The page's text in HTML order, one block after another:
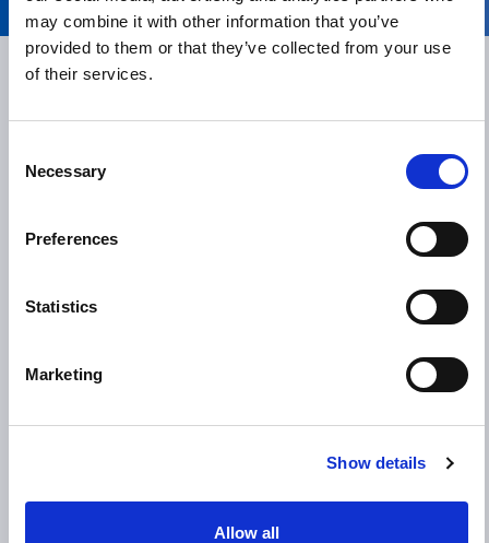
may combine it with other information that you’ve
provided to them or that they’ve collected from your use
of their services.
Selection
Necessary
Preferences
Statistics
Marketing
Show details
Allow all
Möchten Sie wissen, wie
Comau MyCo Cobots
in Ihre Produktionslinie
Weitere Informationen
Broschüre herunterladen